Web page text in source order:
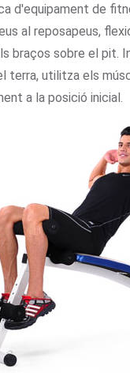
d'equipament de
al reposapeus,
braços sobre el pit.
terra, utilitza els
a la posició inicial.